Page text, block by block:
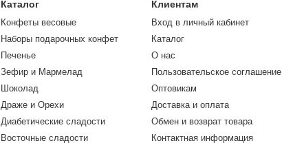
Каталог
Конфеты весовые
Наборы подарочных конфет
Печенье
Зефир и Мармелад
Шоколад
Драже и Орехи
Диабетические сладости
Восточные сладости
Клиентам
Вход в личный кабинет
Каталог
О нас
Пользовательское соглашение
Оптовикам
Доставка и оплата
Обмен и возврат товара
Контактная информация